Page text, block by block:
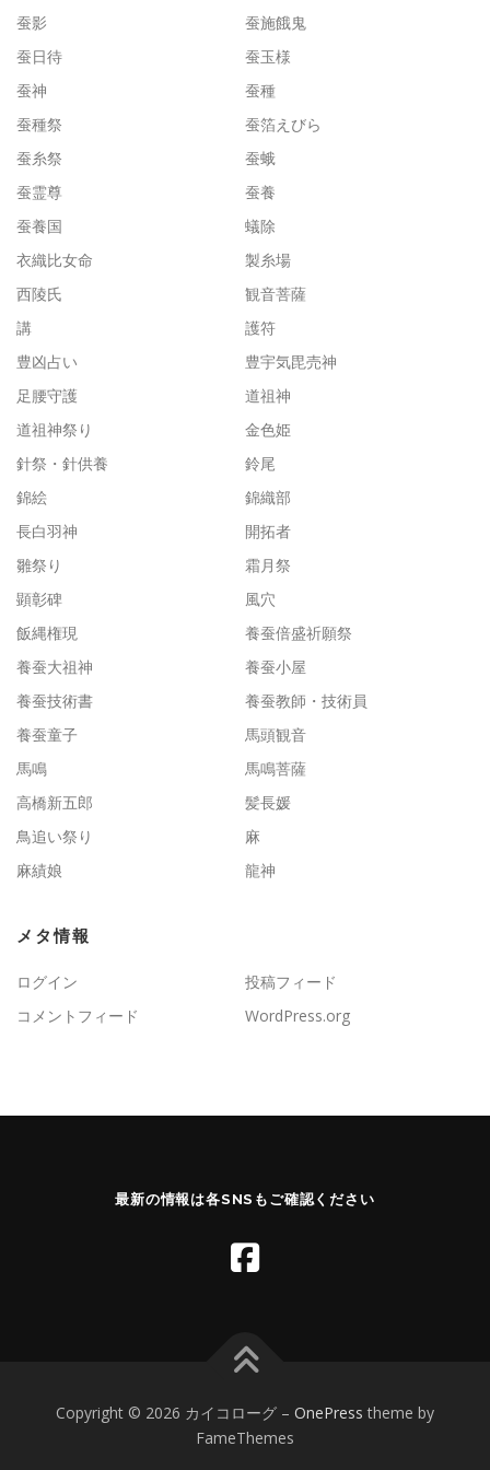
蚕影
蚕施餓鬼
蚕日待
蚕玉様
蚕神
蚕種
蚕種祭
蚕箔えびら
蚕糸祭
蚕蛾
蚕霊尊
蚕養
蚕養国
蟻除
衣織比女命
製糸場
西陵氏
観音菩薩
講
護符
豊凶占い
豊宇気毘売神
足腰守護
道祖神
道祖神祭り
金色姫
針祭・針供養
鈴尾
錦絵
錦織部
長白羽神
開拓者
雛祭り
霜月祭
顕彰碑
風穴
飯縄権現
養蚕倍盛祈願祭
養蚕大祖神
養蚕小屋
養蚕技術書
養蚕教師・技術員
養蚕童子
馬頭観音
馬鳴
馬鳴菩薩
高橋新五郎
髪長媛
鳥追い祭り
麻
麻績娘
龍神
メタ情報
ログイン
投稿フィード
コメントフィード
WordPress.org
最新の情報は各SNSもご確認ください
Copyright © 2026 カイコローグ – OnePress theme by
FameThemes